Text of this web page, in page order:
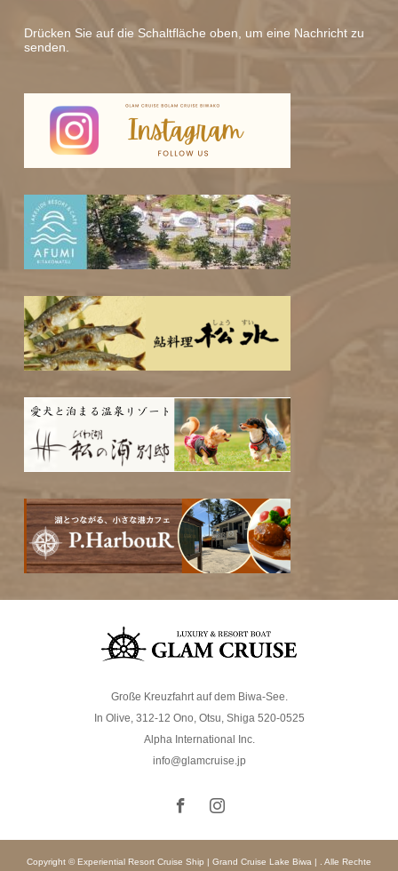
Drücken Sie auf die Schaltfläche oben, um eine Nachricht zu
senden.
Große Kreuzfahrt auf dem Biwa-See.
In Olive, 312-12 Ono, Otsu, Shiga 520-0525
Alpha International Inc.
info@glamcruise.jp
Copyright © Experiential Resort Cruise Ship | Grand Cruise Lake Biwa | . Alle Rechte